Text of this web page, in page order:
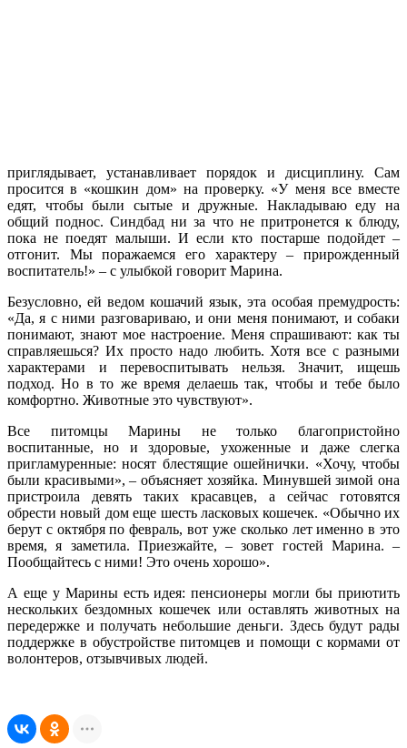
приглядывает, устанавливает порядок и дисциплину. Сам
просится в «кошкин дом» на проверку. «У меня все вместе
едят, чтобы были сытые и дружные. Накладываю еду на
общий поднос. Синдбад ни за что не притронется к блюду,
пока не поедят малыши. И если кто постарше подойдет –
отгонит. Мы поражаемся его характеру – прирожденный
воспитатель!» – с улыбкой говорит Марина.
Безусловно, ей ведом кошачий язык, эта особая премудрость:
«Да, я с ними разговариваю, и они меня понимают, и собаки
понимают, знают мое настроение. Меня спрашивают: как ты
справляешься? Их просто надо любить. Хотя все с разными
характерами и перевоспитывать нельзя. Значит, ищешь
подход. Но в то же время делаешь так, чтобы и тебе было
комфортно. Животные это чувствуют».
Все питомцы Марины не только благопристойно
воспитанные, но и здоровые, ухоженные и даже слегка
пригламуренные: носят блестящие ошейнички. «Хочу, чтобы
были красивыми», – объясняет хозяйка. Минувшей зимой она
пристроила девять таких красавцев, а сейчас готовятся
обрести новый дом еще шесть ласковых кошечек. «Обычно их
берут с октября по февраль, вот уже сколько лет именно в это
время, я заметила. Приезжайте, – зовет гостей Марина. –
Пообщайтесь с ними! Это очень хорошо».
А еще у Марины есть идея: пенсионеры могли бы приютить
нескольких бездомных кошечек или оставлять животных на
передержке и получать небольшие деньги. Здесь будут рады
поддержке в обустройстве питомцев и помощи с кормами от
волонтеров, отзывчивых людей.